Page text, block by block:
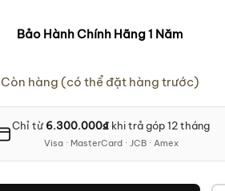
Bảo Hành Chính Hãng 1 Năm
Còn hàng (có thể đặt hàng trước)
Chỉ từ 6.300.000₫ khi trả góp 12 tháng
Visa · MasterCard · JCB · Amex